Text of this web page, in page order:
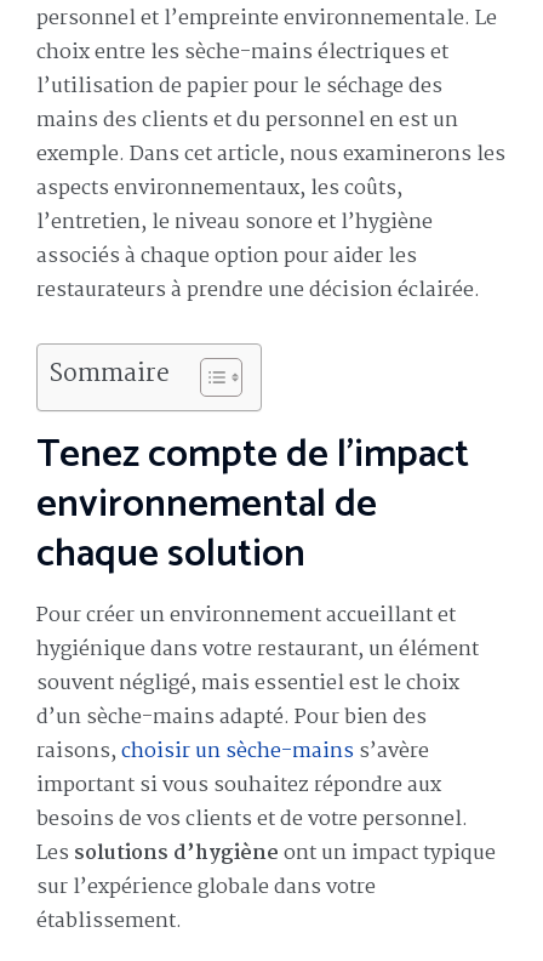
personnel et l’empreinte environnementale. Le
choix entre les sèche-mains électriques et
l’utilisation de papier pour le séchage des
mains des clients et du personnel en est un
exemple. Dans cet article, nous examinerons les
aspects environnementaux, les coûts,
l’entretien, le niveau sonore et l’hygiène
associés à chaque option pour aider les
restaurateurs à prendre une décision éclairée.
Sommaire
Tenez compte de l’impact
environnemental de
chaque solution
Pour créer un environnement accueillant et
hygiénique dans votre restaurant, un élément
souvent négligé, mais essentiel est le choix
d’un sèche-mains adapté. Pour bien des
raisons,choisir un sèche-mainss’avère
important si vous souhaitez répondre aux
besoins de vos clients et de votre personnel.
Les solutions d’hygièneont un impact typique
sur l’expérience globale dans votre
établissement.